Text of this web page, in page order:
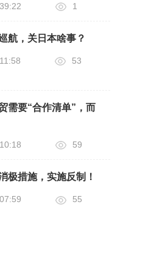
1
航，关日本啥事？
53
需要“合作清单”，而
59
极措施，实施反制！
55